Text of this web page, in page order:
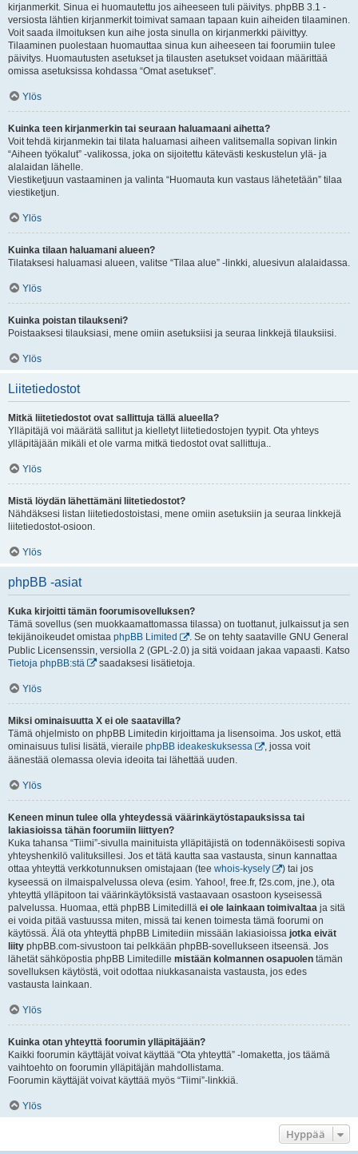
kirjanmerkit. Sinua ei huomautettu jos aiheeseen tuli päivitys. phpBB 3.1 -
versiosta lähtien kirjanmerkit toimivat samaan tapaan kuin aiheiden tilaaminen.
Voit saada ilmoituksen kun aihe josta sinulla on kirjanmerkki päivittyy.
Tilaaminen puolestaan huomauttaa sinua kun aiheeseen tai foorumiin tulee
päivitys. Huomautusten asetukset ja tilausten asetukset voidaan määrittää
omissa asetuksissa kohdassa “Omat asetukset”.
Ylös
Kuinka teen kirjanmerkin tai seuraan haluamaani aihetta?
Voit tehdä kirjanmekin tai tilata haluamasi aiheen valitsemalla sopivan linkin
“Aiheen työkalut” -valikossa, joka on sijoitettu kätevästi keskustelun ylä- ja
alalaidan lähelle.
Viestiketjuun vastaaminen ja valinta “Huomauta kun vastaus lähetetään” tilaa
viestiketjun.
Ylös
Kuinka tilaan haluamani alueen?
Tilataksesi haluamasi alueen, valitse “Tilaa alue” -linkki, aluesivun alalaidassa.
Ylös
Kuinka poistan tilaukseni?
Poistaaksesi tilauksiasi, mene omiin asetuksiisi ja seuraa linkkejä tilauksiisi.
Ylös
Liitetiedostot
Mitkä liitetiedostot ovat sallittuja tällä alueella?
Ylläpitäjä voi määrätä sallitut ja kielletyt liitetiedostojen tyypit. Ota yhteys
ylläpitäjään mikäli et ole varma mitkä tiedostot ovat sallittuja..
Ylös
Mistä löydän lähettämäni liitetiedostot?
Nähdäksesi listan liitetiedostoistasi, mene omiin asetuksiin ja seuraa linkkejä
liitetiedostot-osioon.
Ylös
phpBB -asiat
Kuka kirjoitti tämän foorumisovelluksen?
Tämä sovellus (sen muokkaamattomassa tilassa) on tuottanut, julkaissut ja sen
tekijänoikeudet omistaa phpBB Limited
. Se on tehty saataville GNU General
Public Licensenssin, versiolla 2 (GPL-2.0) ja sitä voidaan jakaa vapaasti. Katso
Tietoja phpBB:stä
saadaksesi lisätietoja.
Ylös
Miksi ominaisuutta X ei ole saatavilla?
Tämä ohjelmisto on phpBB Limitedin kirjoittama ja lisensoima. Jos uskot, että
ominaisuus tulisi lisätä, vieraile phpBB ideakeskuksessa
, jossa voit
äänestää olemassa olevia ideoita tai lähettää uuden.
Ylös
Keneen minun tulee olla yhteydessä väärinkäytöstapauksissa tai
lakiasioissa tähän foorumiin liittyen?
Kuka tahansa “Tiimi”-sivulla mainituista ylläpitäjistä on todennäköisesti sopiva
yhteyshenkilö valituksillesi. Jos et tätä kautta saa vastausta, sinun kannattaa
ottaa yhteyttä verkkotunnuksen omistajaan (tee whois-kysely
) tai jos
kyseessä on ilmaispalvelussa oleva (esim. Yahoo!, free.fr, f2s.com, jne.), ota
yhteyttä ylläpitoon tai väärinkäytöksistä vastaavaan osastoon kyseisessä
palvelussa. Huomaa, että phpBB Limitedillä ei ole lainkaan toimivaltaa ja sitä
ei voida pitää vastuussa miten, missä tai kenen toimesta tämä foorumi on
käytössä. Älä ota yhteyttä phpBB Limitediin missään lakiasioissa jotka eivät
liity phpBB.com-sivustoon tai pelkkään phpBB-sovellukseen itseensä. Jos
lähetät sähköpostia phpBB Limitedille mistään kolmannen osapuolen tämän
sovelluksen käytöstä, voit odottaa niukkasanaista vastausta, jos edes
vastausta lainkaan.
Ylös
Kuinka otan yhteyttä foorumin ylläpitäjään?
Kaikki foorumin käyttäjät voivat käyttää “Ota yhteyttä” -lomaketta, jos täämä
vaihtoehto on foorumin ylläpitäjän mahdollistama.
Foorumin käyttäjät voivat käyttää myös “Tiimi”-linkkiä.
Ylös
Hyppää